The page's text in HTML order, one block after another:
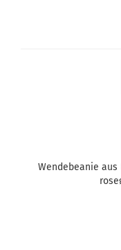
Wendebeanie